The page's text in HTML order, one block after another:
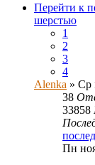
Перейти к
шерстью
1
2
3
4
Alenka » Ср
38
33858
Пн